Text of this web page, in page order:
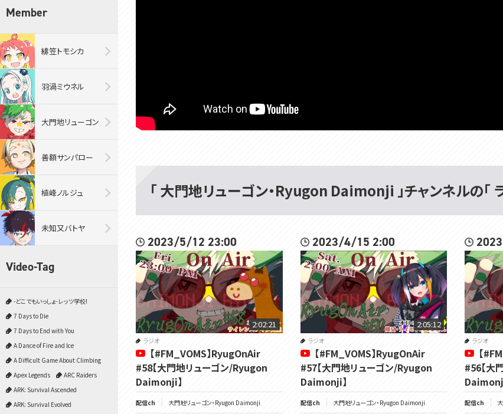
Member
緋笠トモシカ
羽渦ミウネル
大門地リューゴン
善額サンパロー
植峰ノルジュ
未知又バトヤ
Video-Tag
-どこでもいっしょ- レッツ学校!
7 Days to Die
7 Days to End with You
A Dance of Fire and Ice
A Difficult Game About Climbing
Apex Legends
ARC Raiders
ARK: Survival Ascended
ARK: Survival Evolved
「 大門地リューゴン・Ryugon Daimonji 」チャンネルの「
2023/5/12 23:00
2:02:21
ラジオ
【#FM_VOMS】RyugOnAir
#58【大門地リューゴン/Ryugon
Daimonji】
配信ch 大門地リューゴン・Ryugon Daimonji
2023/4/15 2:00
2:05:12
ラジオ
【#FM_VOMS】RyugOnAir
#57【大門地リューゴン/Ryugon
Daimonji】
配信ch 大門地リューゴン・Ryugon Daimonji
ラジオ
【
#56【大
配信ch